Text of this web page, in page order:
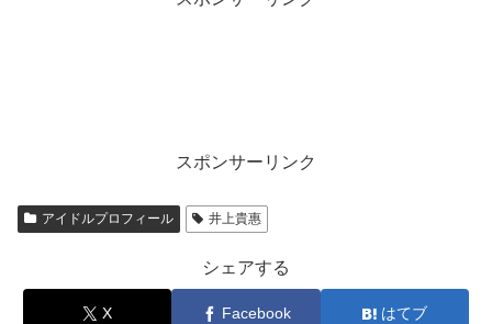
スポンサーリンク
アイドルプロフィール 井上貴惠
シェアする
X Facebook はてブ